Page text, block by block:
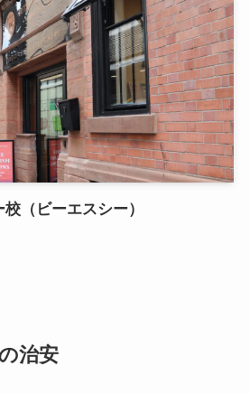
（ビーエスシー）
治安